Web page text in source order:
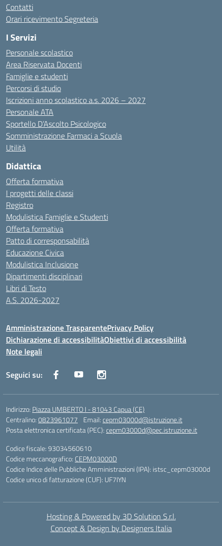
Contatti
Orari ricevimento Segreteria
I Servizi
Personale scolastico
Area Riservata Docenti
Famiglie e studenti
Percorsi di studio
Iscrizioni anno scolastico a.s. 2026 – 2027
Personale ATA
Sportello D’Ascolto Psicologico
Somministrazione Farmaci a Scuola
Utilità
Didattica
Offerta formativa
I progetti delle classi
Registro
Modulistica Famiglie e Studenti
Offerta formativa
Patto di corresponsabilità
Educazione Civica
Modulistica Inclusione
Dipartimenti disciplinari
Libri di Testo
A.S. 2026-2027
Amministrazione TrasparentePrivacy Policy
Dichiarazione di accessibilitàObiettivi di accessibilità
Note legali
Seguici su:
Indirizzo: Piazza UMBERTO I - 81043 Capua (CE)
Centralino:0823961077 Email:cepm03000d@istruzione.it
Posta elettronica certificata (PEC):cepm03000d@pec.istruzione.it
Codice fiscale: 93034560610
Codice meccanografico: CEPM03000D
Codice Indice delle Pubbliche Amministrazioni (IPA): istsc_cepm03000d
Codice unico di fatturazione (CUF): UF7IYN
Hosting & Powered by 3D Solution S.r.l.
Concept & Design by Designers Italia